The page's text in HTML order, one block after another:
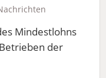
Mindestlohns
der